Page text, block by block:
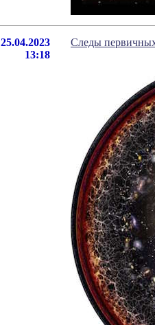
25.04.2023
13:18
Следы